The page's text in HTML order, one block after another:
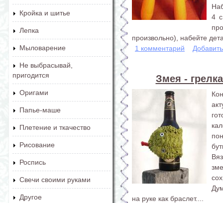
Кройка и шитье
Лепка
Мыловарение
Не выбрасывай,
пригодится
Оригами
Папье-маше
Плетение и ткачество
Рисование
Роспись
Свечи своими руками
Другое
4
произвольно), набейте
1 комментарий
Змея -
на руке как браслет....